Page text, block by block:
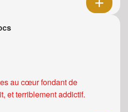
au cœur fondant de
et terriblement addictif.